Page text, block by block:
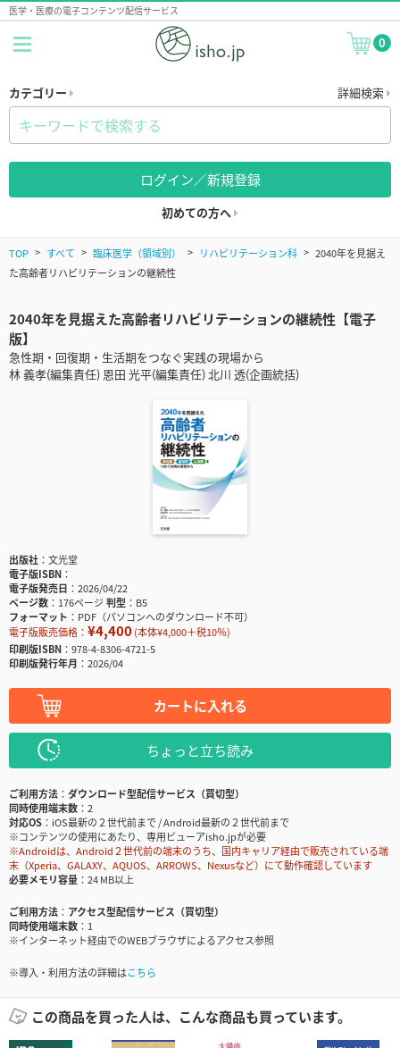
医学・医療の電子コンテンツ配信サービス
0
カテゴリー 詳細検索
ログイン／新規登録
初めての方へ
TOP すべて 臨床医学（領域別） リハビリテーション科
2040年を見据え
た高齢者リハビリテーションの継続性
2040年を見据えた高齢者リハビリテーションの継続性【電子
版】
急性期・回復期・生活期をつなぐ実践の現場から
林 義孝(編集責任) 恩田 光平(編集責任) 北川 透(企画統括)
出版社
文光堂
電子版ISBN
電子版発売日
2026/04/22
ページ数
176ページ判型
B5
フォーマット
PDF（パソコンへのダウンロード不可）
電子版販売価格： ¥4,400(本体¥4,000＋税10％)
印刷版ISBN
978-4-8306-4721-5
印刷版発行年月
2026/04
カートに入れる
ちょっと立ち読み
ご利用方法
ダウンロード型配信サービス（買切型）
同時使用端末数
2
対応OS
iOS最新の２世代前まで / Android最新の２世代前まで
※コンテンツの使用にあたり、専用ビューアisho.jpが必要
※Androidは、Android２世代前の端末のうち、国内キャリア経由で販売されている端
末（Xperia、GALAXY、AQUOS、ARROWS、Nexusなど）にて動作確認しています
必要メモリ容量
24 MB以上
ご利用方法
アクセス型配信サービス（買切型）
同時使用端末数
1
※インターネット経由でのWEBブラウザによるアクセス参照
※導入・利用方法の詳細はこちら
この商品を買った人は、こんな商品も買っています。